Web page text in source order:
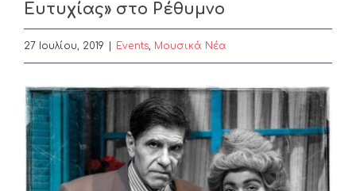
Ευτυχίας» στο Ρέθυμνο
27 Ιουλίου, 2019 Events, Μουσικά Νέα
View
Larger
Image